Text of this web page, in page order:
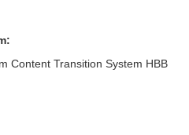
Content Transition System HBB